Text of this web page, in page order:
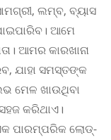
ଲମ୍ବ, ବ୍ୟାସ
ଆମେ
ଆମର କାରଖାନା
ଯାହା ସମସ୍ତଙ୍କ
ମେଳ ଖାଉଥିବା
କରିଥାଏ।
ପାରମ୍ପରିକ ଲୋଡ୍-